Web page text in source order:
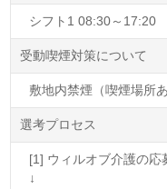
シフト1 08:30～17:20
受動喫煙対策について
敷地内禁煙（喫煙場所あ
選考プロセス
[1] ウィルオブ介護の応
↓